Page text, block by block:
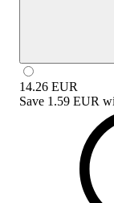
14.26 EUR
Save 1.59 EUR